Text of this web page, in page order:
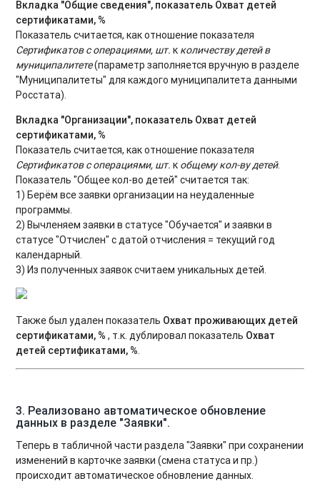
Вкладка "Общие сведения", показатель Охват детей
сертификатами, %
Показатель считается, как отношение показателя
Сертификатов с операциями, шт. к количеству детей в
муниципалитете(параметр заполняется вручную в разделе
"Муниципалитеты" для каждого муниципалитета данными
Росстата).
Вкладка "Организации", показатель Охват детей
сертификатами, %
Показатель считается, как отношение показателя
Сертификатов с операциями, шт. к общему кол-ву детей.
Показатель "Общее кол-во детей" считается так:
1) Берём все заявки организации на неудаленные
программы.
2) Вычленяем заявки в статусе "Обучается" и заявки в
статусе "Отчислен" с датой отчисления = текущий год
календарный.
3) Из полученных заявок считаем уникальных детей.
Также был удален показатель Охват проживающих детей
сертификатами, % , т.к. дублировал показатель Охват
детей сертификатами, %.
3. Реализовано автоматическое обновление
данных в разделе "Заявки".
Теперь в табличной части раздела "Заявки" при сохранении
изменений в карточке заявки (смена статуса и пр.)
происходит автоматическое обновление данных.